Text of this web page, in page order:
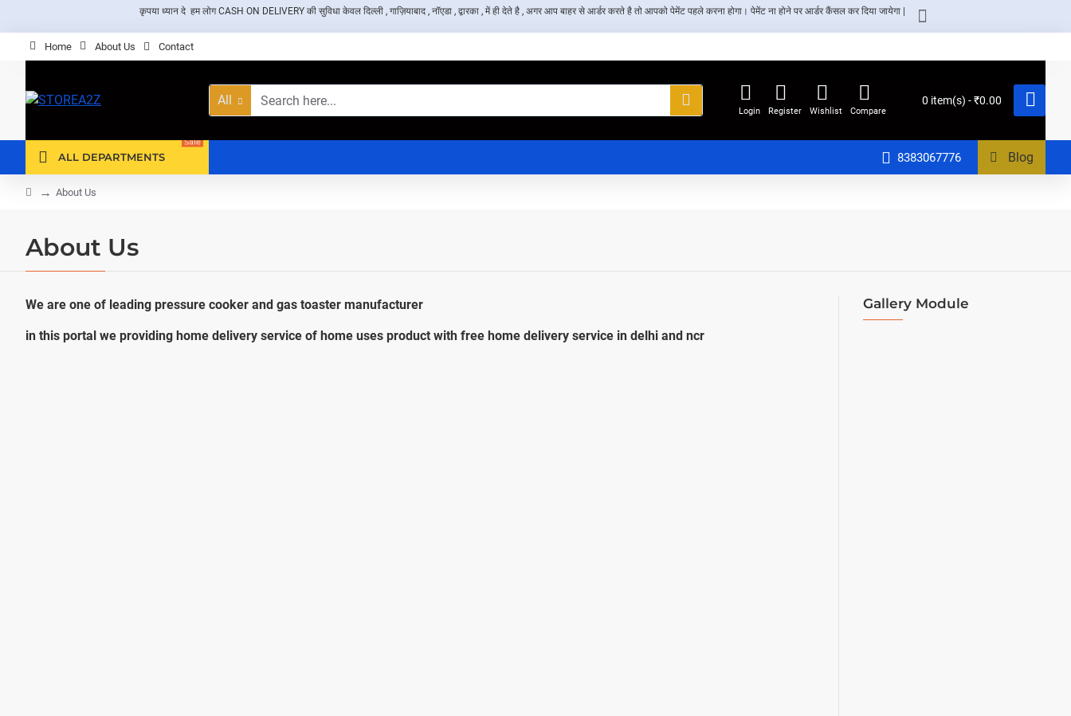
कृपया ध्यान दे हम लोग CASH ON DELIVERY की सुविधा केवल दिल्ली , गाज़ियाबाद , नॉएडा , द्वारका , में ही देते है , अगर आप बाहर से आर्डर करते है तो आपको पेमेंट पहले करना होगा। पेमेंट ना होने पर आर्डर कैंसल कर दिया जायेगा |
Home About Us Contact
All
Search
Login Register Wishlist Compare
0 item(s) - ₹0.00
ALL DEPARTMENTS
Sale
8383067776 Blog
About Us
homeAbout Us
We are one of leading pressure cooker and gas toaster manufacturer
in this portal we providing home delivery service of home uses product with free home delivery service in delhi and ncr
Gallery Module